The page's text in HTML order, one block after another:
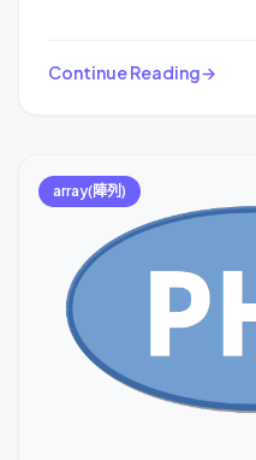
Continue Reading
array(陣列)